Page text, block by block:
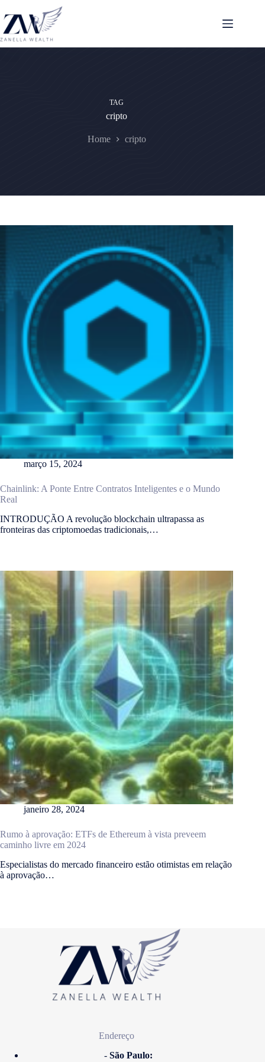
para
conteúdo
TAG
cripto
Home cripto
março 15, 2024
Chainlink: A Ponte Entre Contratos Inteligentes e o Mundo
Real
INTRODUÇÃO A revolução blockchain ultrapassa as
fronteiras das criptomoedas tradicionais,…
janeiro 28, 2024
Rumo à aprovação: ETFs de Ethereum à vista preveem
caminho livre em 2024
Especialistas do mercado financeiro estão otimistas em relação
à aprovação…
Endereço
- São Paulo: